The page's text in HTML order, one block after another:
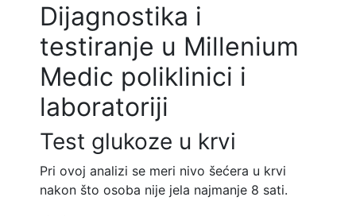
Dijagnostika i
testiranje u Millenium
Medic poliklinici i
laboratoriji
Test glukoze u krvi
Pri ovoj analizi se meri nivo šećera u krvi
nakon što osoba nije jela najmanje 8 sati.